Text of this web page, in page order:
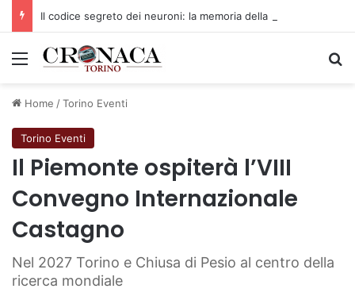
Menu
Home /Torino Eventi
Torino Eventi
Il Piemonte ospiterà l’VIII
Convegno Internazionale
Castagno
Nel 2027 Torino e Chiusa di Pesio al centro della
ricerca mondiale